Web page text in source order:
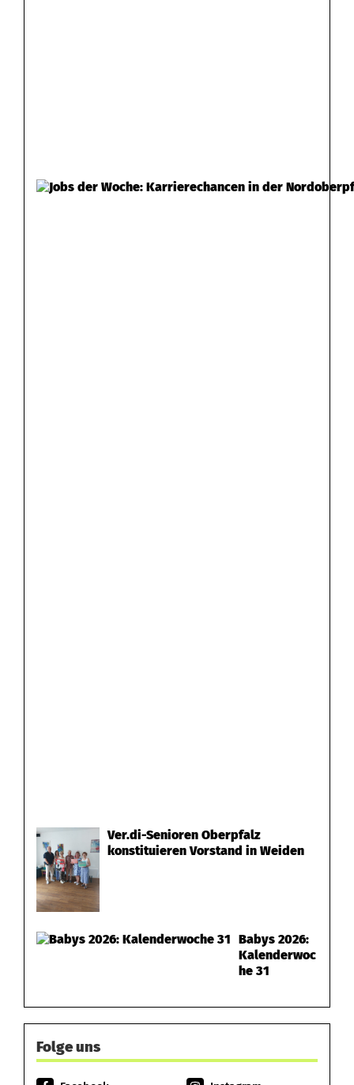
Ver.di-Senioren Oberpfalz
konstituieren Vorstand in Weiden
Babys 2026:
Kalenderwoc
he 31
Folge uns